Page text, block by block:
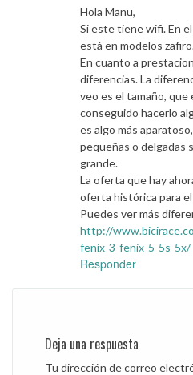
Hola Manu,
Si este tiene wifi. En
está en modelos
En cuanto a
diferencias. La
veo es el tamaño, que
conseguido hacerlo
es algo más
pequeñas o delgadas
grande.
La oferta que hay
oferta histórica para el
Puedes ver más
http://
fenix-3-fenix-5-5s-5x/
Responder
Deja una respuesta
Tu dirección de correo